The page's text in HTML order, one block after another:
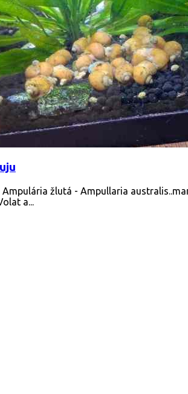
žlutá - Ampullaria
a...